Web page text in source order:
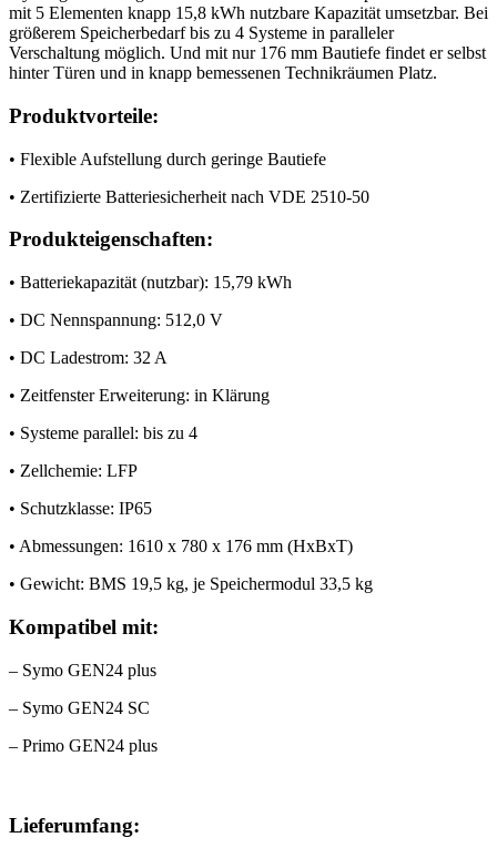
mit 5 Elementen knapp 15,8 kWh nutzbare Kapazität umsetzbar. Bei
größerem Speicherbedarf bis zu 4 Systeme in paralleler
Verschaltung möglich. Und mit nur 176 mm Bautiefe findet er selbst
hinter Türen und in knapp bemessenen Technikräumen Platz.
Produktvorteile:
• Flexible Aufstellung durch geringe Bautiefe
• Zertifizierte Batteriesicherheit nach VDE 2510-50
Produkteigenschaften:
• Batteriekapazität (nutzbar): 15,79 kWh
• DC Nennspannung: 512,0 V
• DC Ladestrom: 32 A
• Zeitfenster Erweiterung: in Klärung
• Systeme parallel: bis zu 4
• Zellchemie: LFP
• Schutzklasse: IP65
• Abmessungen: 1610 x 780 x 176 mm (HxBxT)
• Gewicht: BMS 19,5 kg, je Speichermodul 33,5 kg
Kompatibel mit:
– Symo GEN24 plus
– Symo GEN24 SC
– Primo GEN24 plus
Lieferumfang: